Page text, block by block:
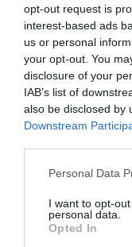
opt-out request is
interest-based ads
us or personal
your opt-out. You
disclosure of your
IAB’s list of
also be disclosed by
Downstream
Personal Data
I want to opt-
personal data.
Opted In
zakwaterowania,
eleganckie hotele
dzielnica to także
pragną spędzić
teatrów. Jest to
romantyczny
Berlin to nie tylko
bogata scena
restauracji